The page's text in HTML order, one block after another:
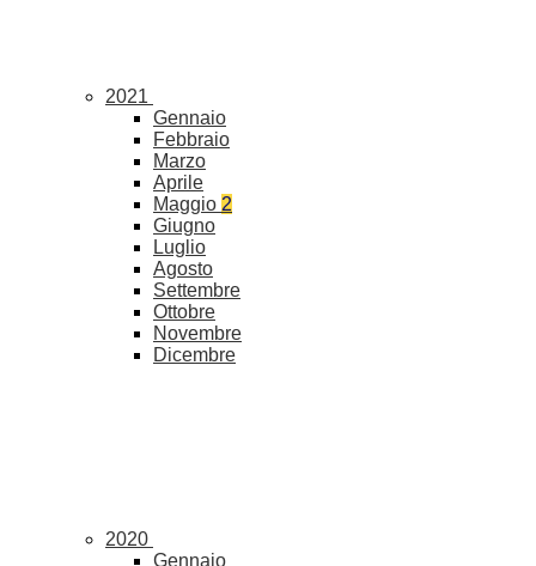
2021
Gennaio
Febbraio
Marzo
Aprile
Maggio 2
Giugno
Luglio
Agosto
Settembre
Ottobre
Novembre
Dicembre
2020
Gennaio